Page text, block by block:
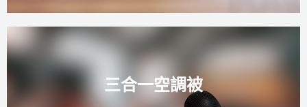
三合一空調被